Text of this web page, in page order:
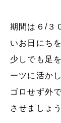
期間は６/３
いお日にち
少しでも足
ーツに活か
ゴロせず外
させましょ